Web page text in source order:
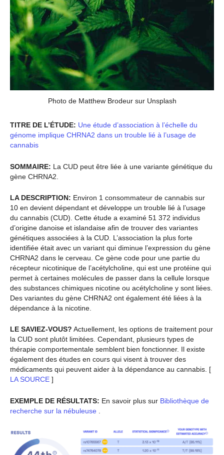
Photo de Matthew Brodeur sur Unsplash
TITRE DE L’ÉTUDE: Une étude d’association à l’échelle du
génome implique CHRNA2 dans un trouble lié à l’usage de
cannabis
SOMMAIRE: La CUD peut être liée à une variante génétique du
gène CHRNA2.
LA DESCRIPTION: Environ 1 consommateur de cannabis sur
10 en devient dépendant et développe un trouble lié à l’usage
du cannabis (CUD). Cette étude a examiné 51 372 individus
d’origine danoise et islandaise afin de trouver des variantes
génétiques associées à la CUD. L’association la plus forte
identifiée était avec un variant qui diminue l’expression du gène
CHRNA2 dans le cerveau. Ce gène code pour une partie du
récepteur nicotinique de l’acétylcholine, qui est une protéine qui
permet à certaines molécules de passer dans la cellule lorsque
des substances chimiques nicotine ou acétylcholine y sont liées.
Des variantes du gène CHRNA2 ont également été liées à la
dépendance à la nicotine.
LE SAVIEZ-VOUS? Actuellement, les options de traitement pour
la CUD sont plutôt limitées. Cependant, plusieurs types de
thérapie comportementale semblent bien fonctionner. Il existe
également des études en cours qui visent à trouver des
médicaments qui peuvent aider à la dépendance au cannabis. [
LA SOURCE ]
EXEMPLE DE RÉSULTATS: En savoir plus sur Bibliothèque de
recherche sur la nébuleuse